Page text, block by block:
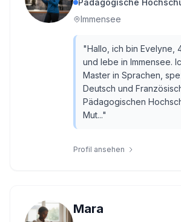
Pädagogische
Immensee
"Hallo, ich bin Evelyne,
und lebe in Immensee.
Master in Sprachen,
Deutsch und
Pädagogischen
Mut..."
Profil ansehen
Mara